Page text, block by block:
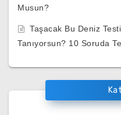
Musun?
Taşacak Bu Deniz
Tanıyorsun? 10 Soruda